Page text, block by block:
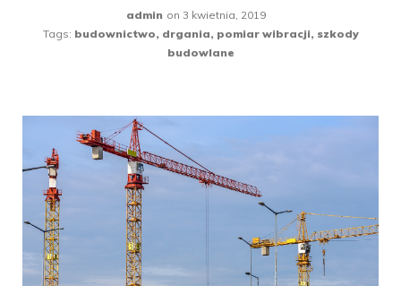
admin on 3 kwietnia, 2019
Tags: budownictwo, drgania, pomiar wibracji, szkody
budowlane